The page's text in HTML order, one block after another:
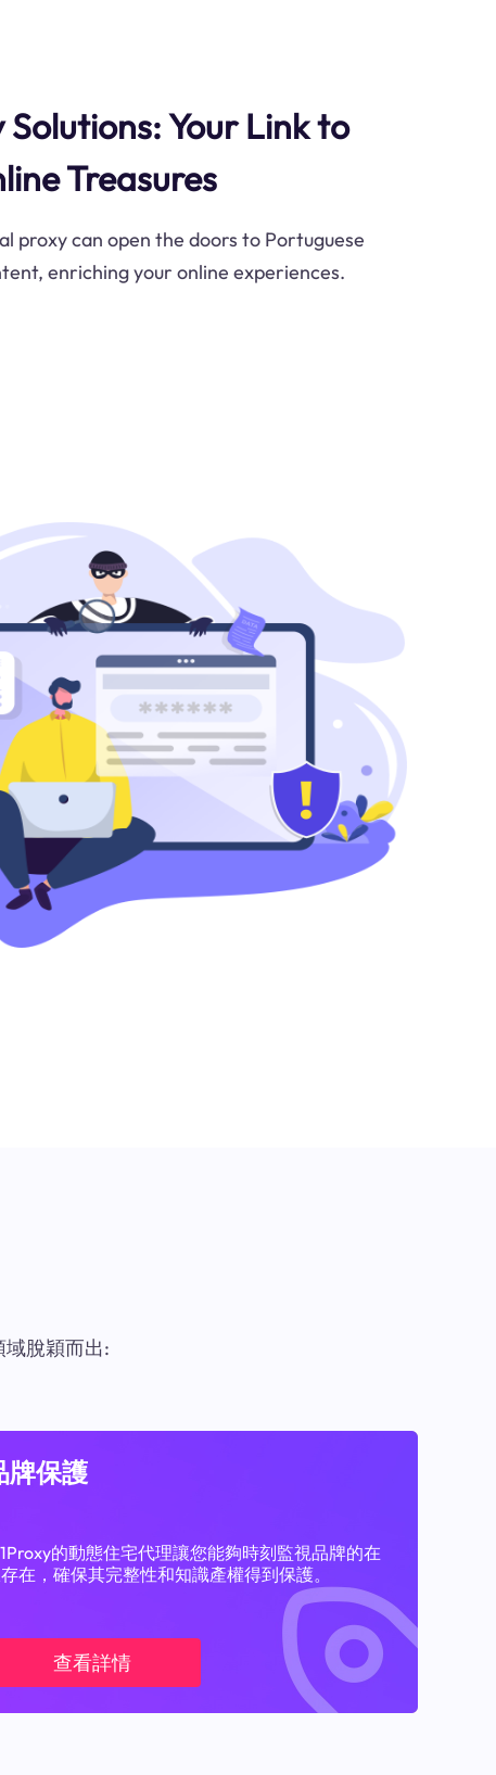
Your Link to
Treasures
proxy can open the doors to Portuguese
enriching your online experiences.
域脫穎而出:
牌保護
的動態住宅代理讓您能夠時刻監視品牌的在
在，確保其完整性和知識產權得到保護。
查看詳情